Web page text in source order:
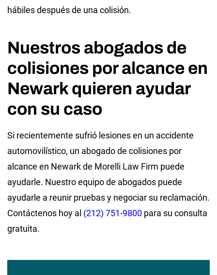
hábiles después de una colisión.
Nuestros abogados de
colisiones por alcance en
Newark quieren ayudar
con su caso
Si recientemente sufrió lesiones en un accidente
automovilístico, un abogado de colisiones por
alcance en Newark de Morelli Law Firm puede
ayudarle. Nuestro equipo de abogados puede
ayudarle a reunir pruebas y negociar su reclamación.
Contáctenos hoy al (212) 751-9800 para su consulta
gratuita.